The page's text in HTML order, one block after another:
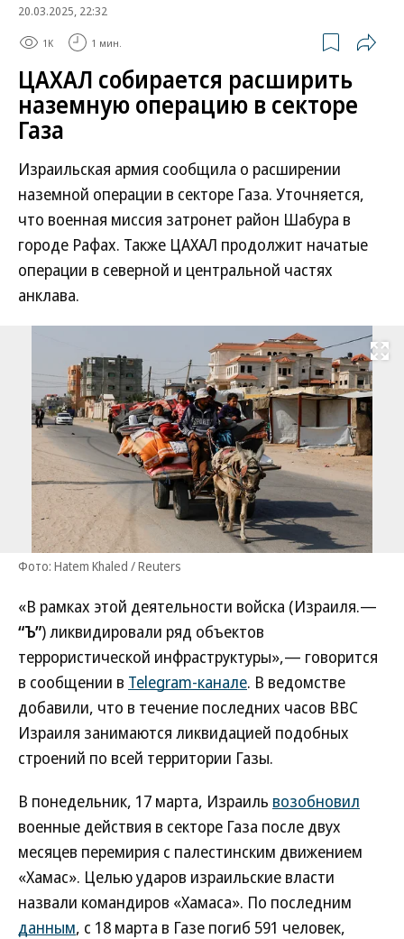
20.03.2025, 22:32
1K 1 мин.
ЦАХАЛ собирается расширить
наземную операцию в секторе
Газа
Израильская армия сообщила о расширении
наземной операции в секторе Газа. Уточняется,
что военная миссия затронет район Шабура в
городе Рафах. Также ЦАХАЛ продолжит начатые
операции в северной и центральной частях
анклава.
Развернуть
Фото: Hatem Khaled / Reuters
«В рамках этой деятельности войска (Израиля.—
“Ъ”) ликвидировали ряд объектов
террористической инфраструктуры»,— говорится
в сообщении в Telegram-канале. В ведомстве
добавили, что в течение последних часов ВВС
Израиля занимаются ликвидацией подобных
строений по всей территории Газы.
В понедельник, 17 марта, Израиль возобновил
военные действия в секторе Газа после двух
месяцев перемирия с палестинским движением
«Хамас». Целью ударов израильские власти
назвали командиров «Хамаса». По последним
данным, с 18 марта в Газе погиб 591 человек,